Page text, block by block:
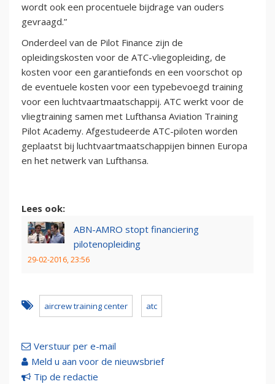
wordt ook een procentuele bijdrage van ouders
gevraagd.”
Onderdeel van de Pilot Finance zijn de
opleidingskosten voor de ATC-vliegopleiding, de
kosten voor een garantiefonds en een voorschot op
de eventuele kosten voor een typebevoegd training
voor een luchtvaartmaatschappij. ATC werkt voor de
vliegtraining samen met Lufthansa Aviation Training
Pilot Academy. Afgestudeerde ATC-piloten worden
geplaatst bij luchtvaartmaatschappijen binnen Europa
en het netwerk van Lufthansa.
Lees ook:
ABN-AMRO stopt financiering
pilotenopleiding
29-02-2016, 23:56
aircrew training center atc
Verstuur per e-mail
Meld u aan voor de nieuwsbrief
Tip de redactie